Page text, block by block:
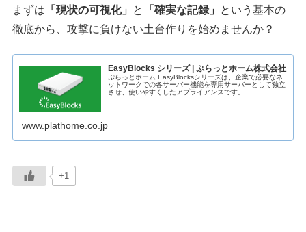
まずは 「現状の可視化」 と 「確実な記録」
という基本の
徹底から、攻撃に負けない土台作りを始めませんか？
EasyBlocks シリーズ | ぷらっとホーム株式会社
ぷらっとホーム EasyBlocksシリーズは、企業で必要なネ
ットワークでの各サーバー機能を専用サーバーとして独立
させ、使いやすくしたアプライアンスです。
www.plathome.co.jp
+1